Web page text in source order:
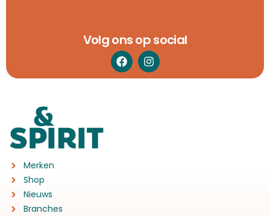
Volg ons op social
Merken
Shop
Nieuws
Branches